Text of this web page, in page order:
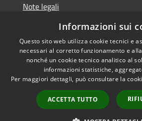
Note legali
Dichiarazione di accessibilità
Accessibilità
Informazioni sui
Questo sito web utilizza cookie tecnici e
necessari al corretto funzionamento e
nonché un cookie tecnico analitico al
informazioni statistiche,
Per maggiori dettagli, può consultare la
ACCETTA TUTTO